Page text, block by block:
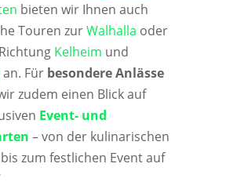
bieten wir Ihnen auch
Touren zurWalhalla oder
Kelheim und
an. Für besondere Anlässe
zudem einen Blick auf
Event- und
– von der kulinarischen
zum festlichen Event auf